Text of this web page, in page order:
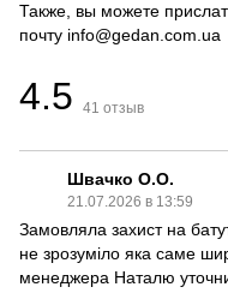
Также, вы можете
почту info@gedan.com.ua
4.5 41 отзыв
Швачко О.О.
21.07.2026 в 13:59
Замовляла захист на
не зрозуміло яка саме
менеджера Наталю